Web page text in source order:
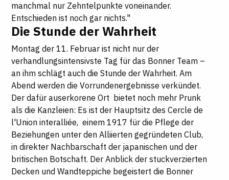
manchmal nur Zehntelpunkte voneinander.
Entschieden ist noch gar nichts."
Die Stunde der Wahrheit
Montag der 11. Februar ist nicht nur der
verhandlungsintensivste Tag für das Bonner Team –
an ihm schlägt auch die Stunde der Wahrheit. Am
Abend werden die Vorrundenergebnisse verkündet.
Der dafür auserkorene Ort bietet noch mehr Prunk
als die Kanzleien: Es ist der Hauptsitz des Cercle de
l'Union interalliée, einem 1917 für die Pflege der
Beziehungen unter den Alliierten gegründeten Club,
in direkter Nachbarschaft der japanischen und der
britischen Botschaft. Der Anblick der stuckverzierten
Decken und Wandteppiche begeistert die Bonner